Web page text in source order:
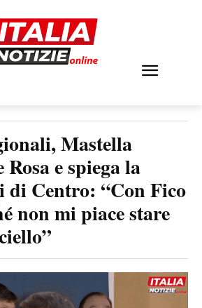
Mastella
e spiega la
di Centro: “Con Fico
non mi piace stare